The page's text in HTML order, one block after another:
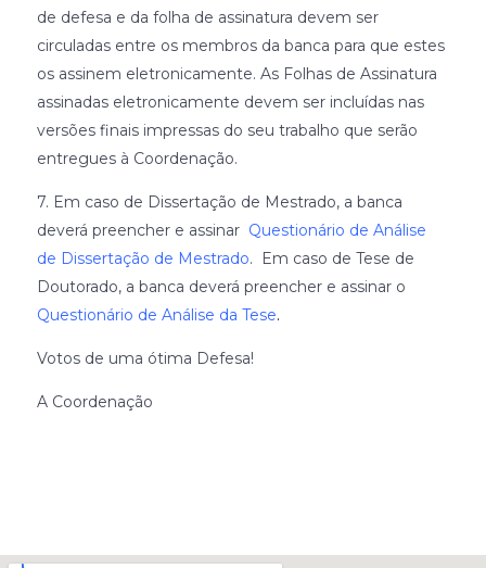
de defesa e da folha de assinatura devem ser
circuladas entre os membros da banca para que estes
os assinem eletronicamente. As Folhas de Assinatura
assinadas eletronicamente devem ser incluídas nas
versões finais impressas do seu trabalho que serão
entregues à Coordenação.
7. Em caso de Dissertação de Mestrado, a banca
deverá preencher e assinar Questionário de Análise
de Dissertação de Mestrado. Em caso de Tese de
Doutorado, a banca deverá preencher e assinar o
Questionário de Análise da Tese.
Votos de uma ótima Defesa!
A Coordenação